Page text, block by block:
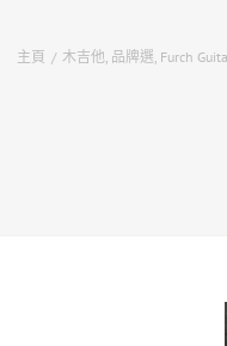
主頁 / 木吉他, 品牌選, Furch